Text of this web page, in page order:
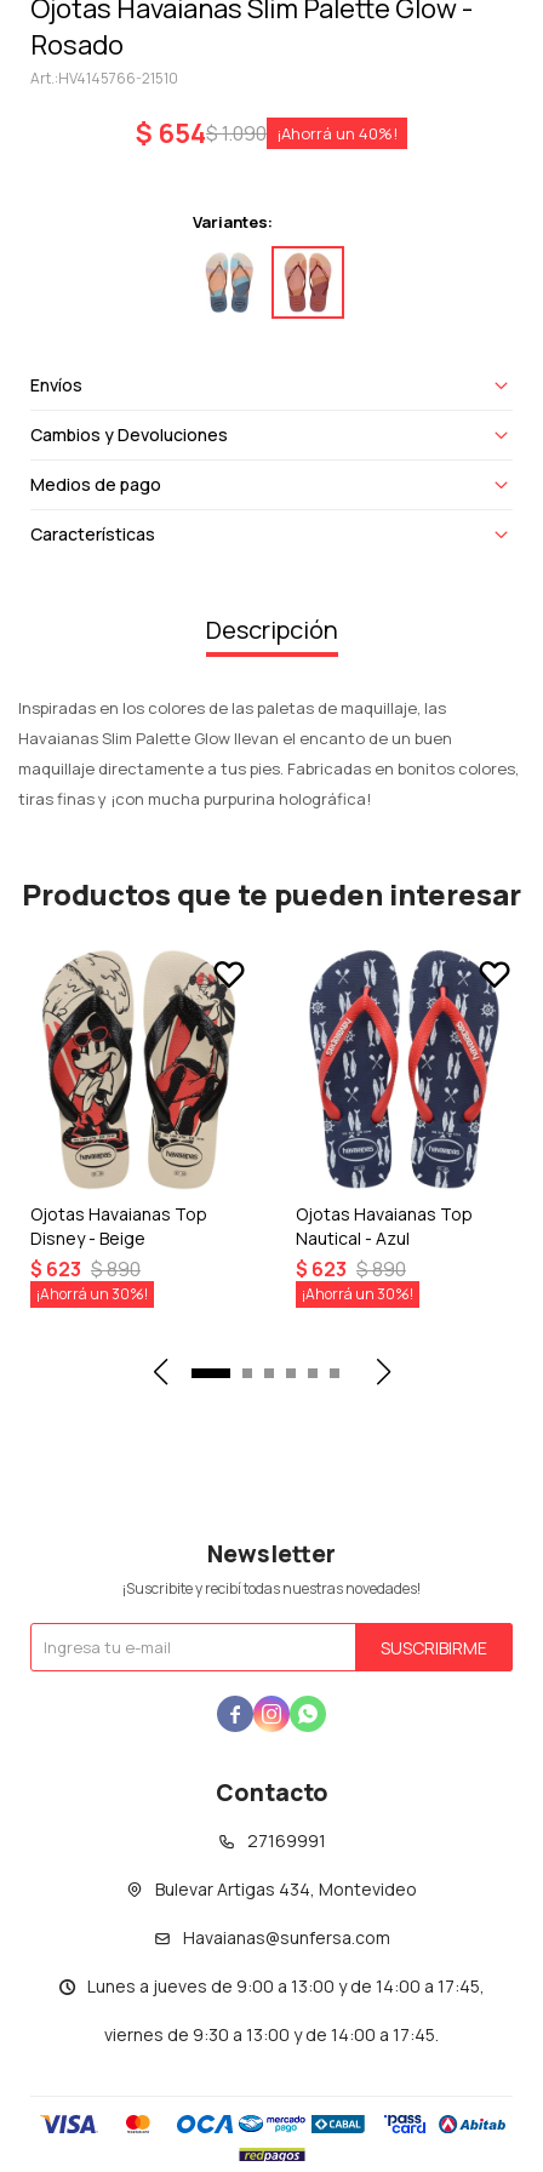
Ojotas Havaianas Slim Palette Glow -
Rosado
HV4145766-21510
$ 654$1.090 40
Variantes:
Envíos
Cambios y Devoluciones
Medios de pago
Características
Descripción
Inspiradas en los colores de las paletas de maquillaje, las
Havaianas Slim Palette Glow llevan el encanto de un buen
maquillaje directamente a tus pies. Fabricadas en bonitos colores,
tiras finas y ¡con mucha purpurina holográfica!
Productos que te pueden interesar
Ojotas Havaianas Top
Disney - Beige
$ 623 $890
30
Ojotas Havaianas Top
Nautical - Azul
$ 623 $890
30
Contacto
27169991
Bulevar Artigas 434, Montevideo
Havaianas@sunfersa.com
Lunes a jueves de 9:00 a 13:00 y de 14:00 a 17:45,
viernes de 9:30 a 13:00 y de 14:00 a 17:45.
Newsletter
¡Suscribite y recibí todas nuestras novedades!
SUSCRIBIRME
  